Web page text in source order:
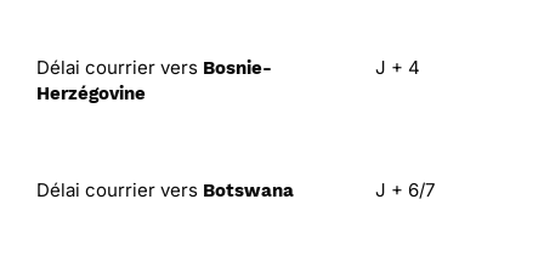
Délai courrier vers Bosnie-
Herzégovine
J + 4
Délai courrier vers Botswana J + 6/7